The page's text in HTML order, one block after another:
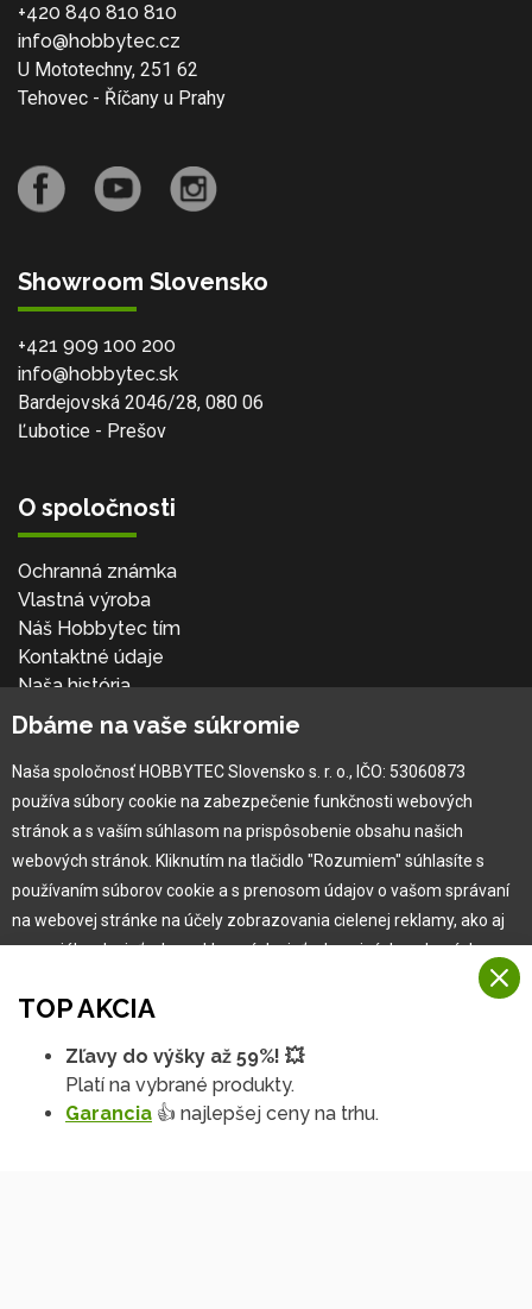
+420 840 810 810
info@hobbytec.cz
U Mototechny, 251 62
Tehovec - Říčany u Prahy
Showroom Slovensko
+421 909 100 200
info@hobbytec.sk
Bardejovská 2046/28, 080 06
Ľubotice - Prešov
O spoločnosti
Ochranná známka
Vlastná výroba
Náš Hobbytec tím
Kontaktné údaje
Naša história
Kariéra
Pre zákazníka
Garancia najlepšej ceny
Užívateľský manuál
Obchodné podmienky
Zákazník & partner
Novinky
TOP AKCIA
Zľavy do výšky až 59%! 💥
Platí na vybrané produkty.
Garancia 👍 najlepšej ceny na trhu.
Dbáme na vaše súkromie
Naša spoločnosť HOBBYTEC Slovensko s. r. o., IČO: 53060873
používa súbory cookie na zabezpečenie funkčnosti webových
stránok a s vaším súhlasom na prispôsobenie obsahu našich
webových stránok. Kliknutím na tlačidlo "Rozumiem" súhlasíte s
používaním súborov cookie a s prenosom údajov o vašom správaní
na webovej stránke na účely zobrazovania cielenej reklamy, ako aj
na sociálnych sieťach a reklamných sieťach na iných webových
Viac informácií
Na našich webových stránkach používame niekoľko kategórií
Rozumiem